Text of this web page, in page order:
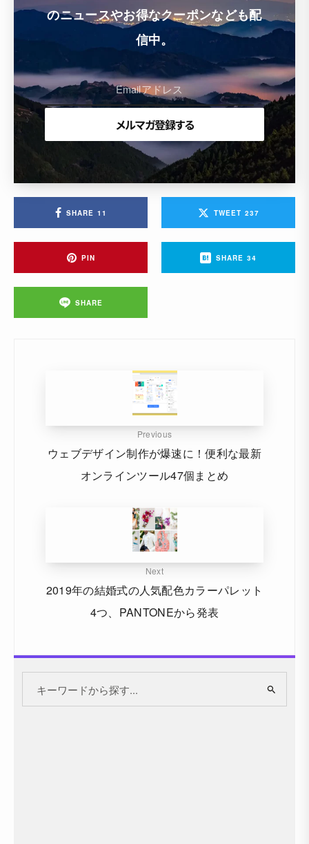
のニュースやお得なクーポンなども配
信中。
SHARE 11 TWEET 237
PIN SHARE 34
SHARE
Previous
ウェブデザイン制作が爆速に！便利な最新
オンラインツール47個まとめ
Next
2019年の結婚式の人気配色カラーパレット
4つ、PANTONEから発表